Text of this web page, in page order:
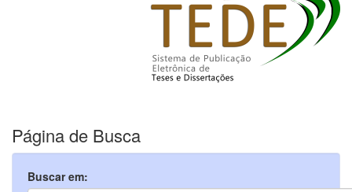
Página de Busca
Buscar em: